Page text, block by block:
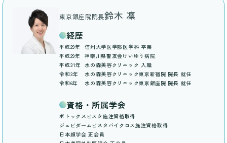
東京銀座院院長鈴木 凜
経歴
平成29年
信州大学医学部医学科 卒業
平成29年
神奈川県警友会けいゆう病院
平成31年
水の森美容クリニック 入職
令和3年
水の森美容クリニック東京新宿院 院長 就任
令和6年
水の森美容クリニック東京銀座院 院長 就任
資格・所属学会
ボトックスビスタ施注資格取得
ジュビダームビスタバイクロス施注資格取得
日本顔学会 正会員